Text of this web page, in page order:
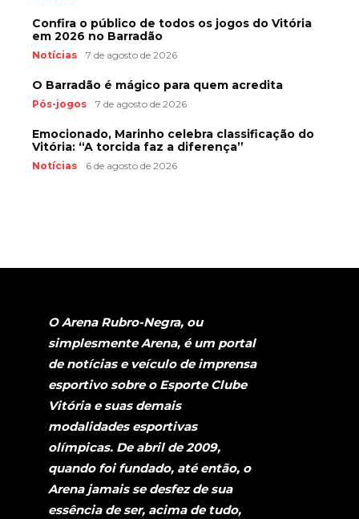
Confira o público de todos os jogos do Vitória
em 2026 no Barradão
Notícias 7 de agosto de 2026
O Barradão é mágico para quem acredita
Pós-jogos 7 de agosto de 2026
Emocionado, Marinho celebra classificação do
Vitória: “A torcida faz a diferença”
Notícias 6 de agosto de 2026
O Arena Rubro-Negra, ou
simplesmente Arena, é um portal
de notícias e veículo de imprensa
esportivo sobre o Esporte Clube
Vitória e suas demais
modalidades esportivas
olímpicas. De abril de 2009,
quando foi fundado, até então, o
Arena jamais se desfez de sua
essência de ser, acima de tudo,